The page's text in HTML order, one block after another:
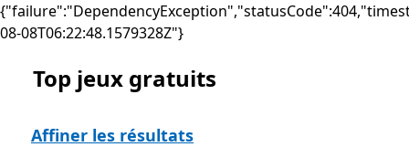
08-08T06:22:48.1579328Z"}
Liste Microsoft.com
Top jeux gratuits
Affiner les résultats